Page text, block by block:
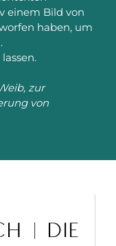
einem Bild von
haben, um
zur
von
| DIE